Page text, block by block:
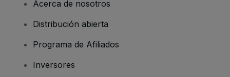
Acerca de nosotros
Distribución abierta
Programa de Afiliados
Inversores